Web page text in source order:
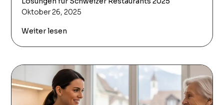
Oktober 26, 2025
Weiter lesen